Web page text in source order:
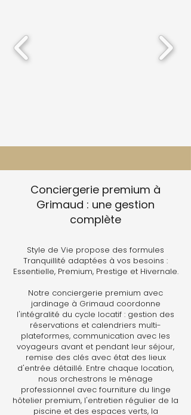
Conciergerie premium à
Grimaud : une gestion
complète
Style de Vie propose des formules
Tranquillité adaptées à vos besoins :
Essentielle, Premium, Prestige et Hivernale.
Notre conciergerie premium avec
jardinage à Grimaud coordonne
l'intégralité du cycle locatif : gestion des
réservations et calendriers multi-
plateformes, communication avec les
voyageurs avant et pendant leur séjour,
remise des clés avec état des lieux
d'entrée détaillé. Entre chaque location,
nous orchestrons le ménage
professionnel avec fourniture du linge
hôtelier premium, l'entretien régulier de la
piscine et des espaces verts, la